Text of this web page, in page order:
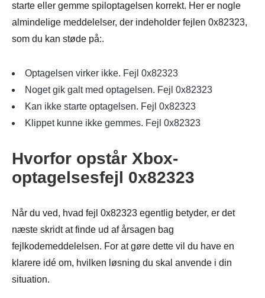
starte eller gemme spiloptagelsen korrekt. Her er nogle
almindelige meddelelser, der indeholder fejlen 0x82323,
som du kan støde på:.
Optagelsen virker ikke. Fejl 0x82323
Noget gik galt med optagelsen. Fejl 0x82323
Kan ikke starte optagelsen. Fejl 0x82323
Klippet kunne ikke gemmes. Fejl 0x82323
Hvorfor opstår Xbox-
optagelsesfejl 0x82323
Når du ved, hvad fejl 0x82323 egentlig betyder, er det
næste skridt at finde ud af årsagen bag
fejlkodemeddelelsen. For at gøre dette vil du have en
klarere idé om, hvilken løsning du skal anvende i din
situation.